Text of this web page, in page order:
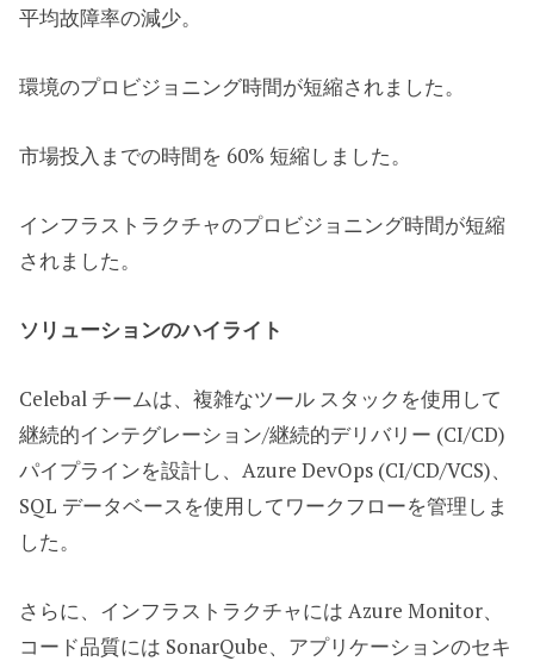
平均故障率の減少。
環境のプロビジョニング時間が短縮されました。
市場投入までの時間を 60% 短縮しました。
インフラストラクチャのプロビジョニング時間が短縮
されました。
ソリューションのハイライト
Celebal チームは、複雑なツール スタックを使用して
継続的インテグレーション/継続的デリバリー (CI/CD)
パイプラインを設計し、Azure DevOps (CI/CD/VCS)、
SQL データベースを使用してワークフローを管理しま
した。
さらに、インフラストラクチャには Azure Monitor、
コード品質には SonarQube、アプリケーションのセキ